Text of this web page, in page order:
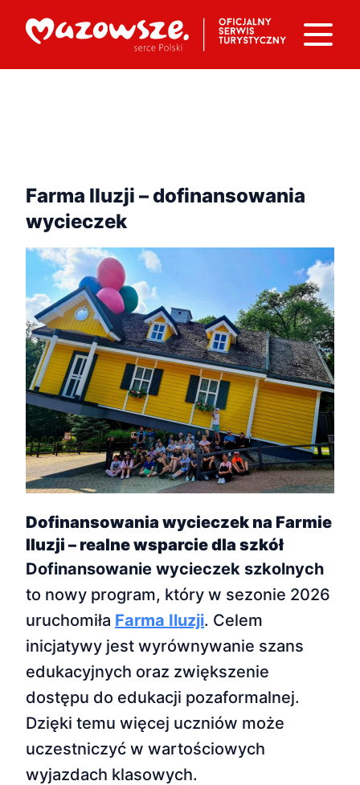
Farma Iluzji – dofinansowania
wycieczek
Dofinansowania wycieczek na Farmie
Iluzji – realne wsparcie dla szkół
Dofinansowanie wycieczek szkolnych
to nowy program, który w sezonie 2026
uruchomiła Farma Iluzji. Celem
inicjatywy jest wyrównywanie szans
edukacyjnych oraz zwiększenie
dostępu do edukacji pozaformalnej.
Dzięki temu więcej uczniów może
uczestniczyć w wartościowych
wyjazdach klasowych.